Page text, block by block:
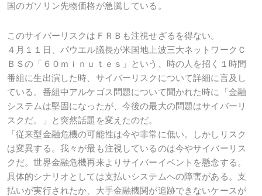
国のガソリン先物価格が急騰している。
このサイバーリスクはＦＲＢも注視せざるを得ない。
４月１１日、パウエル議長が米国地上波三大ネットワークＣ
ＢＳの「６０ｍｉｎｕｔｅｓ」という、時の人を招く１時間
番組に生出演した時、サイバーリスクについて詳細に言及し
ている。番組中アルケゴス問題について聞かれた時に「金融
システムは堅固になったが、今後の最大の問題はサイバーリ
スクだ。」と突然話題を変えたのだ。
「従来型金融危機の可能性は今や非常に低い。しかしリスク
は変異する。我々が最も注視しているのは今やサイバーリス
クだ。世界金融危機再来よりサイバーイベントを懸念する。
具体的シナリオとしては支払いシステムへの障害がある。支
払いが実行されたか、大手金融機関が追跡できないケースが